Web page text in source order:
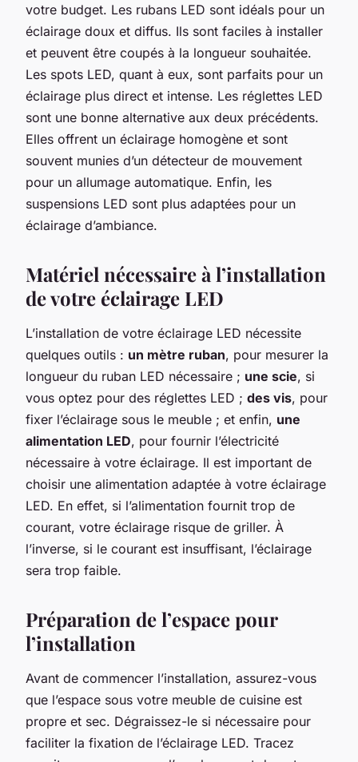
votre budget. Les rubans LED sont idéals pour un
éclairage doux et diffus. Ils sont faciles à installer
et peuvent être coupés à la longueur souhaitée.
Les spots LED, quant à eux, sont parfaits pour un
éclairage plus direct et intense. Les réglettes LED
sont une bonne alternative aux deux précédents.
Elles offrent un éclairage homogène et sont
souvent munies d’un détecteur de mouvement
pour un allumage automatique. Enfin, les
suspensions LED sont plus adaptées pour un
éclairage d’ambiance.
Matériel nécessaire à l’installation
de votre éclairage LED
L’installation de votre éclairage LED nécessite
quelques outils : un mètre ruban, pour mesurer la
longueur du ruban LED nécessaire ; une scie, si
vous optez pour des réglettes LED ; des vis, pour
fixer l’éclairage sous le meuble ; et enfin, une
alimentation LED, pour fournir l’électricité
nécessaire à votre éclairage. Il est important de
choisir une alimentation adaptée à votre éclairage
LED. En effet, si l’alimentation fournit trop de
courant, votre éclairage risque de griller. À
l’inverse, si le courant est insuffisant, l’éclairage
sera trop faible.
Préparation de l’espace pour
l’installation
Avant de commencer l’installation, assurez-vous
que l’espace sous votre meuble de cuisine est
propre et sec. Dégraissez-le si nécessaire pour
faciliter la fixation de l’éclairage LED. Tracez